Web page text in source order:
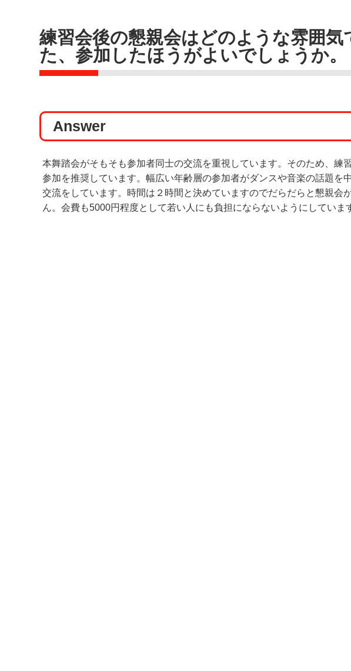
練習会後の懇親会はどのような雰囲気
た、参加したほうがよいでしょうか。
Answer
本舞踏会がそもそも参加者同士の交流を重視しています。そのため、練
参加を推奨しています。幅広い年齢層の参加者がダンスや音楽の話題を
交流をしています。時間は２時間と決めていますのでだらだらと懇親会
ん。会費も5000円程度として若い人にも負担にならないようにしていま